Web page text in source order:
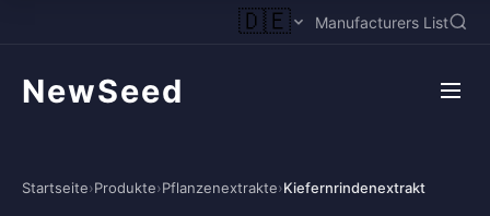
🇩🇪 Manufacturers List
NewSeed
Startseite›Produkte›Pflanzenextrakte›Kiefernrindenextrakt